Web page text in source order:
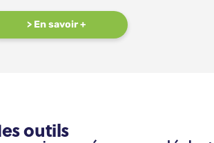
> En savoir +
outils